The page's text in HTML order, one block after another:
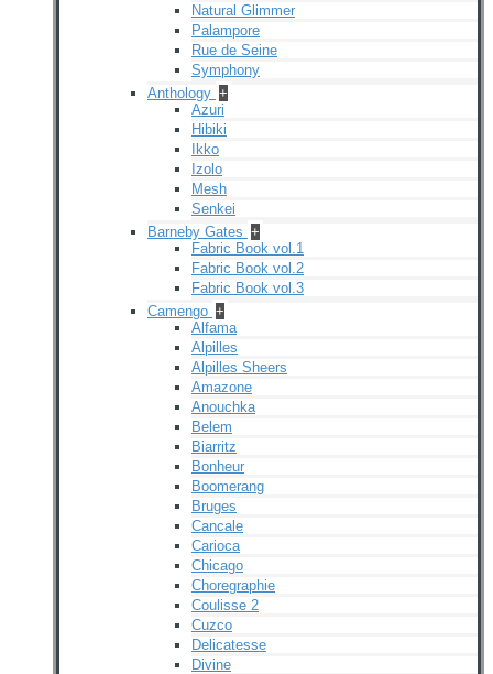
Natural Glimmer
Palampore
Rue de Seine
Symphony
Anthology +
Azuri
Hibiki
Ikko
Izolo
Mesh
Senkei
Barneby Gates +
Fabric Book vol.1
Fabric Book vol.2
Fabric Book vol.3
Camengo +
Alfama
Alpilles
Alpilles Sheers
Amazone
Anouchka
Belem
Biarritz
Bonheur
Boomerang
Bruges
Cancale
Carioca
Chicago
Choregraphie
Coulisse 2
Cuzco
Delicatesse
Divine